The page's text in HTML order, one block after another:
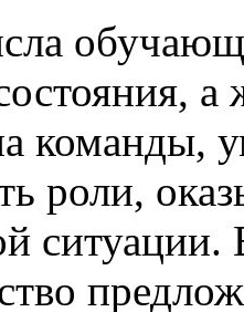
команды,
роли,